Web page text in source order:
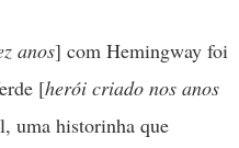
anos] com Hemingway foi
[herói criado nos anos
uma historinha que